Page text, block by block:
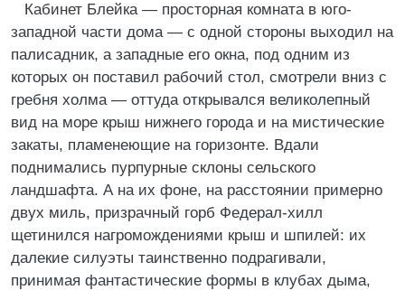
Кабинет Блейка — просторная комната в юго-
западной части дома — с одной стороны выходил на
палисадник, а западные его окна, под одним из
которых он поставил рабочий стол, смотрели вниз с
гребня холма — оттуда открывался великолепный
вид на море крыш нижнего города и на мистические
закаты, пламенеющие на горизонте. Вдали
поднимались пурпурные склоны сельского
ландшафта. А на их фоне, на расстоянии примерно
двух миль, призрачный горб Федерал-хилл
щетинился нагромождениями крыш и шпилей: их
далекие силуэты таинственно подрагивали,
принимая фантастические формы в клубах дыма,